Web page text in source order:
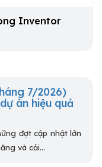
Inventor
7/2026)
án hiệu quả
đợt cập nhật lớn
và cải...